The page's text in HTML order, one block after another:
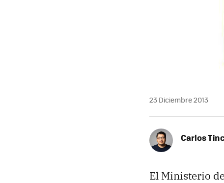
23 Diciembre 2013
Carlos
El Ministerio